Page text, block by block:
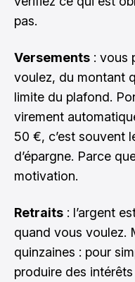
pas.
Versements : vous
voulez, du montant
limite du plafond.
virement
50 €, c’est souvent
d’épargne. Parce
motivation.
Retraits : l’argent
quand vous voulez.
quinzaines : pour
produire des